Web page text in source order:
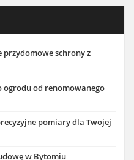
przydomowe schrony z
ogrodu od renomowanego
pomiary dla Twojej
w Bytomiu